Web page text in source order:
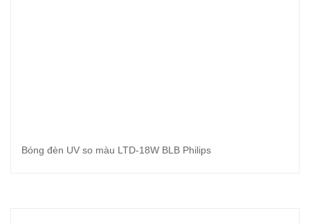
Bóng đèn UV so màu LTD-18W BLB Philips